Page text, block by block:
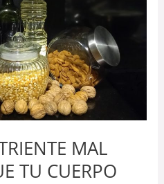
MAL
TU CUERPO